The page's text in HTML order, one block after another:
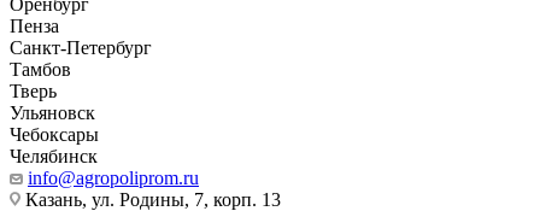
Оренбург
Пенза
Санкт-Петербург
Тамбов
Тверь
Ульяновск
Чебоксары
Челябинск
info@agropoliprom.ru
Казань, ул. Родины, 7, корп. 13